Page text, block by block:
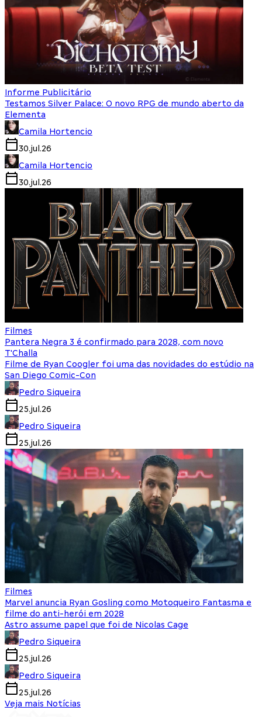
Informe Publicitário
Testamos Silver Palace: O novo RPG de mundo aberto da
Elementa
Camila Hortencio
30.jul.26
Camila Hortencio
30.jul.26
Filmes
Pantera Negra 3 é confirmado para 2028, com novo
T'Challa
Filme de Ryan Coogler foi uma das novidades do estúdio na
San Diego Comic-Con
Pedro Siqueira
25.jul.26
Pedro Siqueira
25.jul.26
Filmes
Marvel anuncia Ryan Gosling como Motoqueiro Fantasma e
filme do anti-herói em 2028
Astro assume papel que foi de Nicolas Cage
Pedro Siqueira
25.jul.26
Pedro Siqueira
25.jul.26
Veja mais Notícias